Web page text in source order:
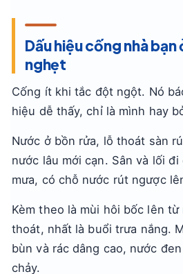
Dấu hiệu cống nhà bạn
nghẹt
Cống ít khi tắc đột ngột. Nó
hiệu dễ thấy, chỉ là mình hay
Nước ở bồn rửa, lỗ thoát sàn
nước lâu mới cạn. Sân và lối
mưa, có chỗ nước rút ngược
Kèm theo là mùi hôi bốc lên
thoát, nhất là buổi trưa nắng.
bùn và rác dâng cao, nước
chảy.